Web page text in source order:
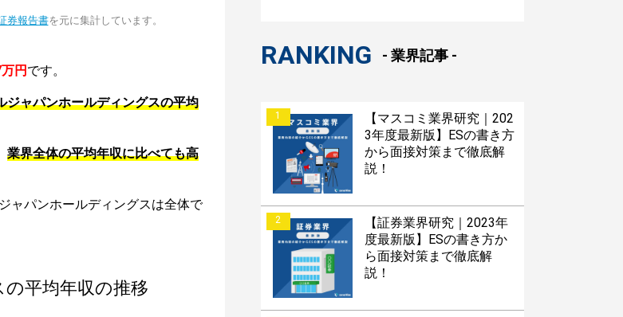
券報告書を元に集計しています。
円 です。
ジャパンホールディングスの平均
業界全体の平均年収に比べても高
ャパンホールディングスは全体で
平均年収の推移
RANKING - 業界記事 -
1
【マスコミ業界研究｜202
3年度最新版】ESの書き方
から面接対策まで徹底解
説！
2
【証券業界研究｜2023年
度最新版】ESの書き方か
ら面接対策まで徹底解
説！